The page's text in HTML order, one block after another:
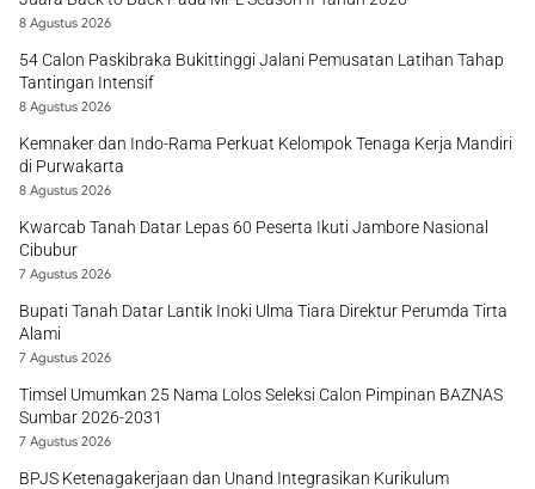
8 Agustus 2026
54 Calon Paskibraka Bukittinggi Jalani Pemusatan Latihan Tahap
Tantingan Intensif
8 Agustus 2026
Kemnaker dan Indo-Rama Perkuat Kelompok Tenaga Kerja Mandiri
di Purwakarta
8 Agustus 2026
Kwarcab Tanah Datar Lepas 60 Peserta Ikuti Jambore Nasional
Cibubur
7 Agustus 2026
Bupati Tanah Datar Lantik Inoki Ulma Tiara Direktur Perumda Tirta
Alami
7 Agustus 2026
Timsel Umumkan 25 Nama Lolos Seleksi Calon Pimpinan BAZNAS
Sumbar 2026-2031
7 Agustus 2026
BPJS Ketenagakerjaan dan Unand Integrasikan Kurikulum